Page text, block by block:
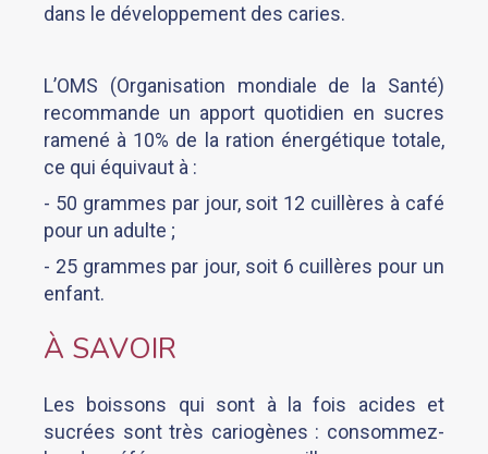
dans le développement des caries.
L’OMS (Organisation mondiale de la Santé)
recommande un apport quotidien en sucres
ramené à 10% de la ration énergétique totale,
ce qui équivaut à :
- 50 grammes par jour, soit 12 cuillères à café
pour un adulte ;
- 25 grammes par jour, soit 6 cuillères pour un
enfant.
À SAVOIR
Les boissons qui sont à la fois acides et
sucrées sont très cariogènes : consommez-